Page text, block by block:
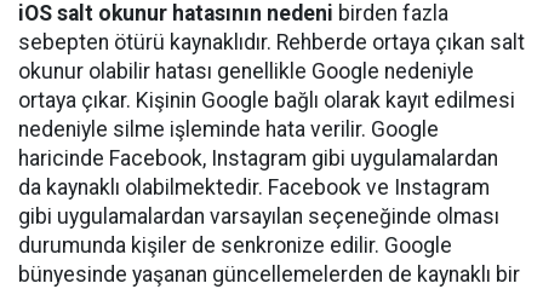
iOS salt okunur hatasının nedeni birden fazla
sebepten ötürü kaynaklıdır. Rehberde ortaya çıkan salt
okunur olabilir hatası genellikle Google nedeniyle
ortaya çıkar. Kişinin Google bağlı olarak kayıt edilmesi
nedeniyle silme işleminde hata verilir. Google
haricinde Facebook, Instagram gibi uygulamalardan
da kaynaklı olabilmektedir. Facebook ve Instagram
gibi uygulamalardan varsayılan seçeneğinde olması
durumunda kişiler de senkronize edilir. Google
bünyesinde yaşanan güncellemelerden de kaynaklı bir